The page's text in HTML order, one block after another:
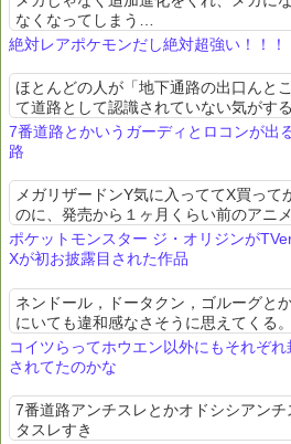
なくなってしまう…
絶対レアポケモンだし絶対超強い！！！
ほとんどの人が「地下通路の出口んと
て道路として認識されていない気がす
7番道路とかいうガーディとロコンが出
路
メガリザードンY気に入っててX買って
のに、発売から１ヶ月くらい前のアニ
リザードンが発表されてバージョンに
た時はガッカリしたな...
ポケットモンスター ジ・オリジンが
Xが初お披露目された作品
ネンドール，ドータクン，ゴルーグと
にいても違和感なさそうに思えてくる。
コイツらってホウエン以外にもそれぞ
されてたのかな
7番道路アンチスレとかオドシシアン
タスレすき